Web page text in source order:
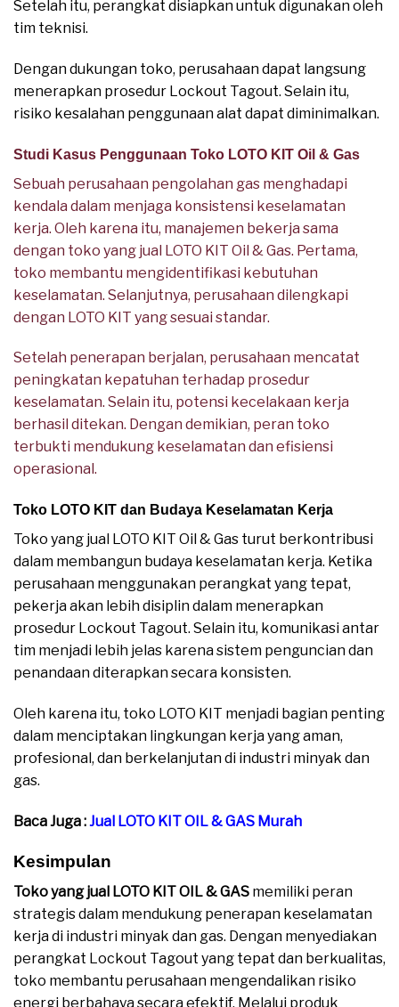
Setelah itu, perangkat disiapkan untuk digunakan oleh
tim teknisi.
Dengan dukungan toko, perusahaan dapat langsung
menerapkan prosedur Lockout Tagout. Selain itu,
risiko kesalahan penggunaan alat dapat diminimalkan.
Studi Kasus Penggunaan Toko LOTO KIT Oil & Gas
Sebuah perusahaan pengolahan gas menghadapi
kendala dalam menjaga konsistensi keselamatan
kerja. Oleh karena itu, manajemen bekerja sama
dengan toko yang jual LOTO KIT Oil & Gas. Pertama,
toko membantu mengidentifikasi kebutuhan
keselamatan. Selanjutnya, perusahaan dilengkapi
dengan LOTO KIT yang sesuai standar.
Setelah penerapan berjalan, perusahaan mencatat
peningkatan kepatuhan terhadap prosedur
keselamatan. Selain itu, potensi kecelakaan kerja
berhasil ditekan. Dengan demikian, peran toko
terbukti mendukung keselamatan dan efisiensi
operasional.
Toko LOTO KIT dan Budaya Keselamatan Kerja
Toko yang jual LOTO KIT Oil & Gas turut berkontribusi
dalam membangun budaya keselamatan kerja. Ketika
perusahaan menggunakan perangkat yang tepat,
pekerja akan lebih disiplin dalam menerapkan
prosedur Lockout Tagout. Selain itu, komunikasi antar
tim menjadi lebih jelas karena sistem penguncian dan
penandaan diterapkan secara konsisten.
Oleh karena itu, toko LOTO KIT menjadi bagian penting
dalam menciptakan lingkungan kerja yang aman,
profesional, dan berkelanjutan di industri minyak dan
gas.
Baca Juga :Jual LOTO KIT OIL & GAS Murah
Kesimpulan
Toko yang jual LOTO KIT OIL & GAS memiliki peran
strategis dalam mendukung penerapan keselamatan
kerja di industri minyak dan gas. Dengan menyediakan
perangkat Lockout Tagout yang tepat dan berkualitas,
toko membantu perusahaan mengendalikan risiko
energi berbahaya secara efektif. Melalui produk